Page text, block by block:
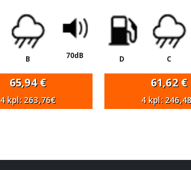
B 70dB
65,94€
4 kpl: 263,76€
D C
61,62 €
4 kpl: